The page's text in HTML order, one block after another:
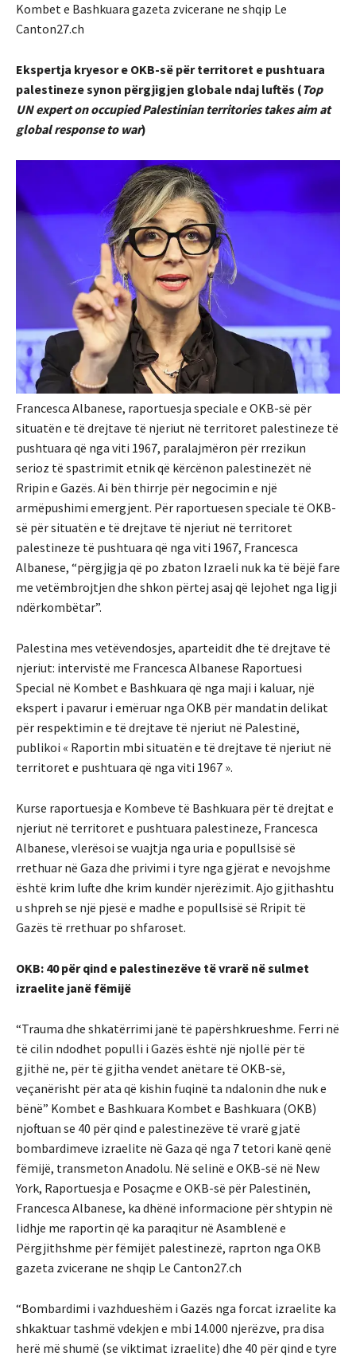
Kombet e Bashkuara gazeta zvicerane ne shqip Le
Canton27.ch
Ekspertja kryesor e OKB-së për territoret e pushtuara
palestineze synon përgjigjen globale ndaj luftës (Top
UN expert on occupied Palestinian territories takes aim at
global response to war)
Francesca Albanese, raportuesja speciale e OKB-së për
situatën e të drejtave të njeriut në territoret palestineze të
pushtuara që nga viti 1967, paralajmëron për rrezikun
serioz të spastrimit etnik që kërcënon palestinezët në
Rripin e Gazës. Ai bën thirrje për negocimin e një
armëpushimi emergjent. Për raportuesen speciale të OKB-
së për situatën e të drejtave të njeriut në territoret
palestineze të pushtuara që nga viti 1967, Francesca
Albanese, “përgjigja që po zbaton Izraeli nuk ka të bëjë fare
me vetëmbrojtjen dhe shkon përtej asaj që lejohet nga ligji
ndërkombëtar”.
Palestina mes vetëvendosjes, aparteidit dhe të drejtave të
njeriut: intervistë me Francesca Albanese Raportuesi
Special në Kombet e Bashkuara që nga maji i kaluar, një
ekspert i pavarur i emëruar nga OKB për mandatin delikat
për respektimin e të drejtave të njeriut në Palestinë,
publikoi « Raportin mbi situatën e të drejtave të njeriut në
territoret e pushtuara që nga viti 1967 ».
Kurse raportuesja e Kombeve të Bashkuara për të drejtat e
njeriut në territoret e pushtuara palestineze, Francesca
Albanese, vlerësoi se vuajtja nga uria e popullsisë së
rrethuar në Gaza dhe privimi i tyre nga gjërat e nevojshme
është krim lufte dhe krim kundër njerëzimit. Ajo gjithashtu
u shpreh se një pjesë e madhe e popullsisë së Rripit të
Gazës të rrethuar po shfaroset.
OKB: 40 për qind e palestinezëve të vrarë në sulmet
izraelite janë fëmijë
“Trauma dhe shkatërrimi janë të papërshkrueshme. Ferri në
të cilin ndodhet populli i Gazës është një njollë për të
gjithë ne, për të gjitha vendet anëtare të OKB-së,
veçanërisht për ata që kishin fuqinë ta ndalonin dhe nuk e
bënë” Kombet e Bashkuara Kombet e Bashkuara (OKB)
njoftuan se 40 për qind e palestinezëve të vrarë gjatë
bombardimeve izraelite në Gaza që nga 7 tetori kanë qenë
fëmijë, transmeton Anadolu. Në selinë e OKB-së në New
York, Raportuesja e Posaçme e OKB-së për Palestinën,
Francesca Albanese, ka dhënë informacione për shtypin në
lidhje me raportin që ka paraqitur në Asamblenë e
Përgjithshme për fëmijët palestinezë, raprton nga OKB
gazeta zvicerane ne shqip Le Canton27.ch
“Bombardimi i vazhdueshëm i Gazës nga forcat izraelite ka
shkaktuar tashmë vdekjen e mbi 14.000 njerëzve, pra disa
herë më shumë (se viktimat izraelite) dhe 40 për qind e tyre